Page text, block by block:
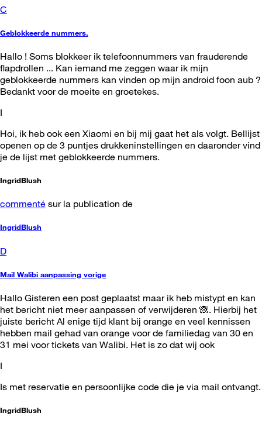
C
Geblokkeerde nummers.
Hallo ! Soms blokkeer ik telefoonnummers van frauderende
flapdrollen ... Kan iemand me zeggen waar ik mijn
geblokkeerde nummers kan vinden op mijn android foon aub ?
Bedankt voor de moeite en groetekes.
I
Hoi, ik heb ook een Xiaomi en bij mij gaat het als volgt. Bellijst
openen op de 3 puntjes drukkeninstellingen en daaronder vind
je de lijst met geblokkeerde nummers.
IngridBlush
commenté sur la publication de
IngridBlush
D
Mail Walibi aanpassing vorige
Hallo Gisteren een post geplaatst maar ik heb mistypt en kan
het bericht niet meer aanpassen of verwijderen 🙈. Hierbij het
juiste bericht Al enige tijd klant bij orange en veel kennissen
hebben mail gehad van orange voor de familiedag van 30 en
31 mei voor tickets van Walibi. Het is zo dat wij ook
I
Is met reservatie en persoonlijke code die je via mail ontvangt.
IngridBlush